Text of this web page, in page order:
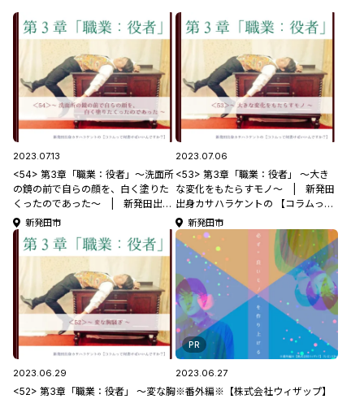
2023.07.13
<54> 第3章「職業：役者」～洗面所
の鏡の前で自らの顔を、白く塗りた
くったのであった～ | 新発田出身
カサハラケントの 【コラムって何書
けばいいんですか？】
新発田市
2023.07.06
<53> 第3章「職業：役者」 ～大き
な変化をもたらすモノ～ | 新発田
出身カサハラケントの 【コラムって
何書けばいいんですか？】
新発田市
2023.06.29
<52> 第3章「職業：役者」 ～変な胸
PR
2023.06.27
※番外編※【株式会社ウィザップ】